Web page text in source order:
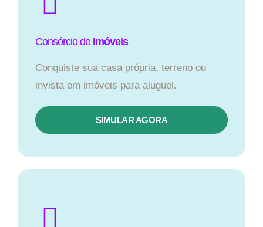
Consórcio de Imóveis
Conquiste sua casa própria, terreno ou
invista em imóveis para aluguel.
SIMULAR AGORA​